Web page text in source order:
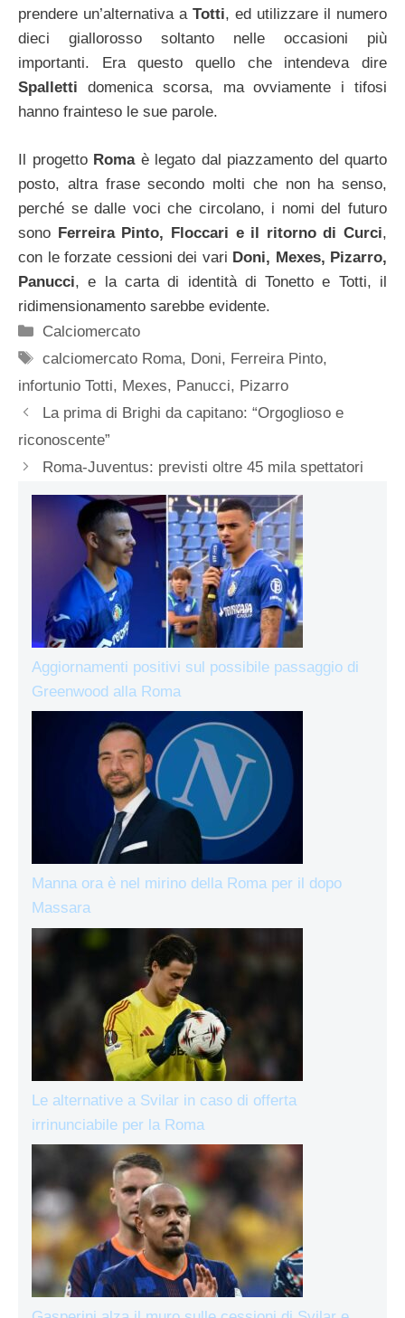
prendere un’alternativa aTotti, ed utilizzare il numero
dieci giallorosso soltanto nelle occasioni più
importanti. Era questo quello che intendeva dire
Spalletti domenica scorsa, ma ovviamente i tifosi
hanno frainteso le sue parole.
Il progettoRomaè legato dal piazzamento del quarto
posto, altra frase secondo molti che non ha senso,
perché se dalle voci che circolano, i nomi del futuro
sono Ferreira Pinto, Floccari e il ritorno di Curci,
con le forzate cessioni dei vari Doni, Mexes, Pizarro,
Panucci, e la carta di identità di Tonetto e Totti, il
ridimensionamento sarebbe evidente.
Categorie
Calciomercato
Tag
calciomercato Roma, Doni, Ferreira Pinto,
infortunio Totti, Mexes, Panucci, Pizarro
La prima di Brighi da capitano: “Orgoglioso e
riconoscente”
Roma-Juventus: previsti oltre 45 mila spettatori
Aggiornamenti positivi sul possibile passaggio di
Greenwood alla Roma
Manna ora è nel mirino della Roma per il dopo
Massara
Le alternative a Svilar in caso di offerta
irrinunciabile per la Roma